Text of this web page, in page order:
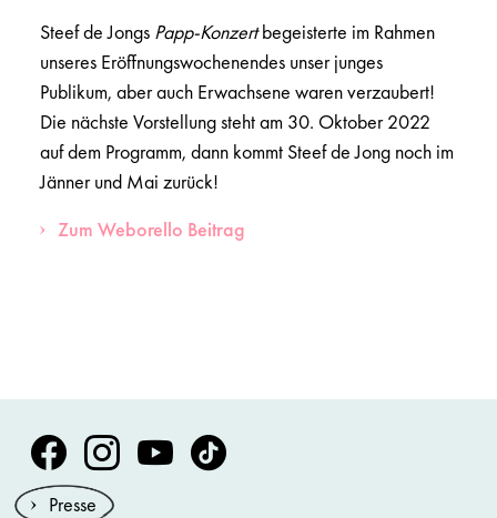
Steef de Jongs Papp-Konzertbegeisterte im Rahmen
unseres Eröffnungswochenendes unser junges
Publikum, aber auch Erwachsene waren verzaubert!
Die nächste Vorstellung steht am 30. Oktober 2022
auf dem Programm, dann kommt Steef de Jong noch im
Jänner und Mai zurück!
Zum Weborello Beitrag
Volksoper Facebook
Volksoper Instagram
Volksoper Youtube
Volksoper TikTok
Presse